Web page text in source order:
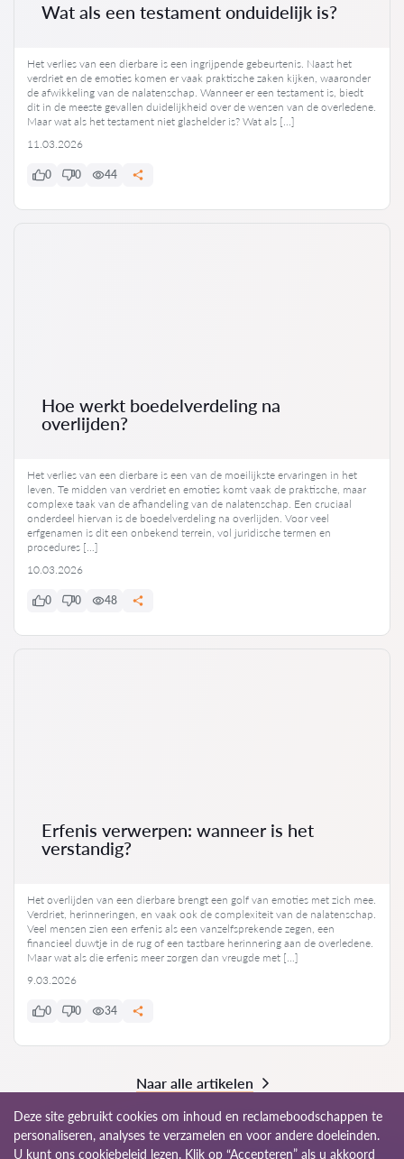
Wat als een testament onduidelijk is?
Het verlies van een dierbare is een ingrijpende gebeurtenis. Naast het
verdriet en de emoties komen er vaak praktische zaken kijken, waaronder
de afwikkeling van de nalatenschap. Wanneer er een testament is, biedt
dit in de meeste gevallen duidelijkheid over de wensen van de overledene.
Maar wat als het testament niet glashelder is? Wat als […]
11.03.2026
0 0 44
Hoe werkt boedelverdeling na
overlijden?
Het verlies van een dierbare is een van de moeilijkste ervaringen in het
leven. Te midden van verdriet en emoties komt vaak de praktische, maar
complexe taak van de afhandeling van de nalatenschap. Een cruciaal
onderdeel hiervan is de boedelverdeling na overlijden. Voor veel
erfgenamen is dit een onbekend terrein, vol juridische termen en
procedures […]
10.03.2026
0 0 48
Erfenis verwerpen: wanneer is het
verstandig?
Het overlijden van een dierbare brengt een golf van emoties met zich mee.
Verdriet, herinneringen, en vaak ook de complexiteit van de nalatenschap.
Veel mensen zien een erfenis als een vanzelfsprekende zegen, een
financieel duwtje in de rug of een tastbare herinnering aan de overledene.
Maar wat als die erfenis meer zorgen dan vreugde met […]
9.03.2026
0 0 34
Naar alle artikelen
Deze site gebruikt cookies om inhoud en reclameboodschappen te
personaliseren, analyses te verzamelen en voor andere doeleinden.
U kunt ons cookiebeleid lezen. Klik op “Accepteren” als u akkoord